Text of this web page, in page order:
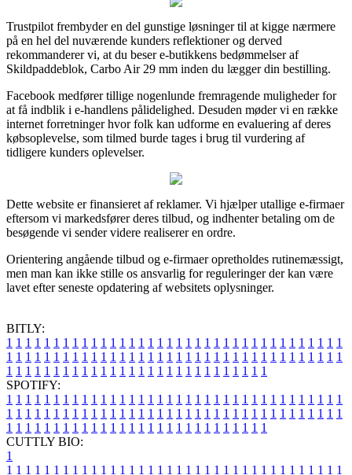
Trustpilot frembyder en del gunstige løsninger til at kigge nærmere
på en hel del nuværende kunders reflektioner og derved
rekommanderer vi, at du beser e-butikkens bedømmelser af
Skildpaddeblok, Carbo Air 29 mm inden du lægger din bestilling.
Facebook medfører tillige nogenlunde fremragende muligheder for
at få indblik i e-handlens pålidelighed. Desuden møder vi en række
internet forretninger hvor folk kan udforme en evaluering af deres
købsoplevelse, som tilmed burde tages i brug til vurdering af
tidligere kunders oplevelser.
Dette website er finansieret af reklamer. Vi hjælper utallige e-firmaer
eftersom vi markedsfører deres tilbud, og indhenter betaling om de
besøgende vi sender videre realiserer en ordre.
Orientering angående tilbud og e-firmaer opretholdes rutinemæssigt,
men man kan ikke stille os ansvarlig for reguleringer der kan være
lavet efter seneste opdatering af websitets oplysninger.
BITLY:
1 1 1 1 1 1 1 1 1 1 1 1 1 1 1 1 1 1 1 1 1 1 1 1 1 1 1 1 1 1 1 1 1 1 1 1
1 1 1 1 1 1 1 1 1 1 1 1 1 1 1 1 1 1 1 1 1 1 1 1 1 1 1 1 1 1 1 1 1 1 1 1
1 1 1 1 1 1 1 1 1 1 1 1 1 1 1 1 1 1 1 1 1 1 1 1 1 1 1 1
SPOTIFY:
1 1 1 1 1 1 1 1 1 1 1 1 1 1 1 1 1 1 1 1 1 1 1 1 1 1 1 1 1 1 1 1 1 1 1 1
1 1 1 1 1 1 1 1 1 1 1 1 1 1 1 1 1 1 1 1 1 1 1 1 1 1 1 1 1 1 1 1 1 1 1 1
1 1 1 1 1 1 1 1 1 1 1 1 1 1 1 1 1 1 1 1 1 1 1 1 1 1 1 1
CUTTLY BIO:
1
1 1 1 1 1 1 1 1 1 1 1 1 1 1 1 1 1 1 1 1 1 1 1 1 1 1 1 1 1 1 1 1 1 1 1 1